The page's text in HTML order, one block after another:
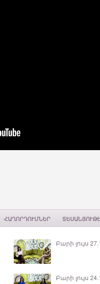
ՀԱՂՈՐԴՈՒՄՆԵՐ
Բարի լույս
Բարի լույս